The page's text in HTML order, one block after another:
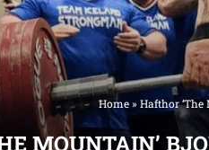
Home»Hafthor
MOUNTAIN’